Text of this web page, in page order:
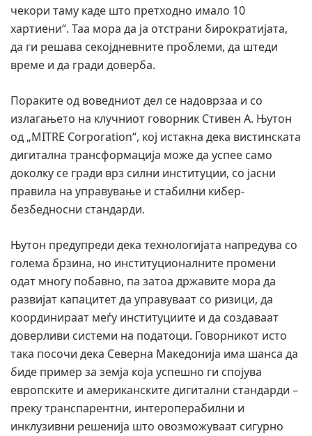
чекори таму каде што претходно имало 10
хартиени“. Таа мора да ја отстрани бирократијата,
да ги решава секојдневните проблеми, да штеди
време и да гради доверба.
Пораките од воведниот дел се надоврзаа и со
излагањето на клучниот говорник Стивен А. Њутон
од „MITRE Corporation“, кој истакна дека вистинската
дигитална трансформација може да успее само
доколку се гради врз силни институции, со јасни
правила на управување и стабилни кибер-
безбедносни стандарди.
Њутон предупреди дека технологијата напредува со
голема брзина, но институционалните промени
одат многу побавно, па затоа државите мора да
развијат капацитет да управуваат со ризици, да
координираат меѓу институциите и да создаваат
доверливи системи на податоци. Говорникот исто
така посочи дека Северна Македонија има шанса да
биде пример за земја која успешно ги спојува
европските и американските дигитални стандарди –
преку транспарентни, интероперабилни и
инклузивни решенија што овозможуваат сигурно